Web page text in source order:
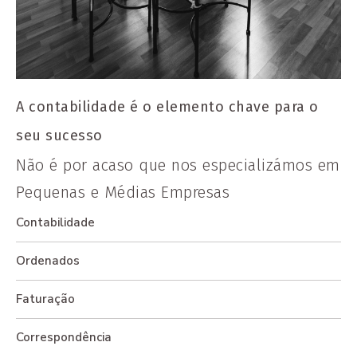
A contabilidade é o elemento chave para o
seu sucesso
Não é por acaso que nos especializámos em
Pequenas e Médias Empresas
Contabilidade
Ordenados
Faturação
Correspondência